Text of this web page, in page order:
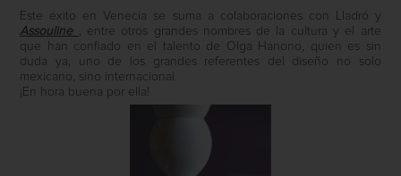
Este éxito en Venecia se suma a colaboraciones con Lladró y
Assouline , entre otros grandes nombres de la cultura y el arte
que han confiado en el talento de Olga Hanono, quien es sin
duda ya, uno de los grandes referentes del diseño no solo
mexicano, sino internacional.
¡En hora buena por ella!